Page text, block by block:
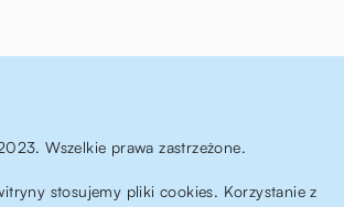
Wszelkie prawa zastrzeżone.
stosujemy pliki cookies. Korzystanie z